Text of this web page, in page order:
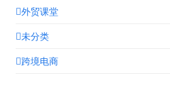
外贸课堂
未分类
跨境电商